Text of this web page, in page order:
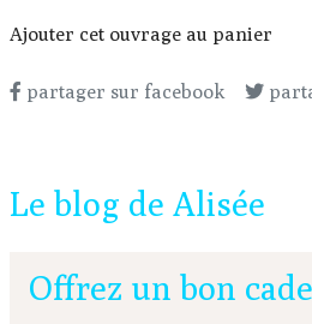
Ajouter cet ouvrage au panier
partager sur facebook
Le blog de Alisée
Offrez un bon